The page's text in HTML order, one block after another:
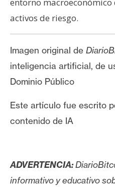
activos de riesgo.
Imagen original de
inteligencia artificial, de
Dominio Público
Este artículo fue escrito
contenido de IA
ADVERTENCIA:
informativo y educativo